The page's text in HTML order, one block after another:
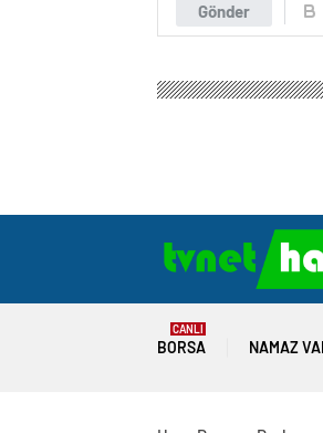
Gönder
BORSA
CANLI
NAMAZ